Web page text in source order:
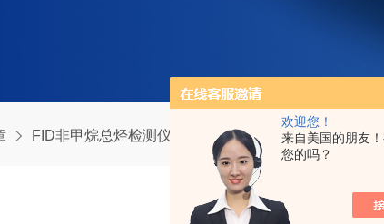
欢迎您！
来自美国的朋友
您的吗？
FID非甲烷总烃检测仪在测定中干扰问题的探究